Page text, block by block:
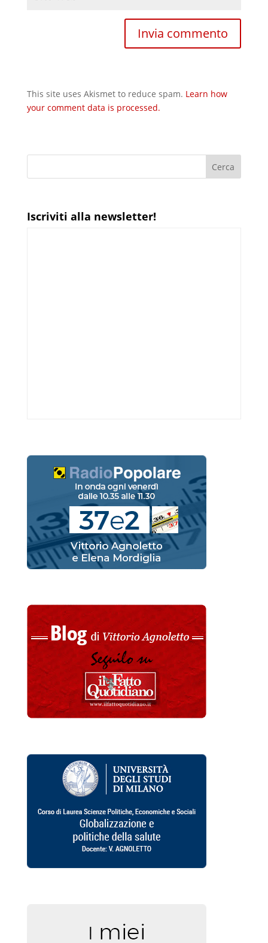
This site uses Akismet to reduce spam. Learn how
your comment data is processed.
Iscriviti alla newsletter!